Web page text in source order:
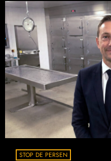
STOP DE PERSEN